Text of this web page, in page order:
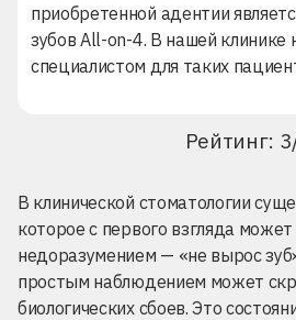
приобретенной адентии
зубов All-on-4. В нашей клинике
специалистом для таких
Рейтинг:
В клинической стоматологии
которое с первого взгляда
недоразумением — «не вырос
простым наблюдением может
биологических сбоев. Это